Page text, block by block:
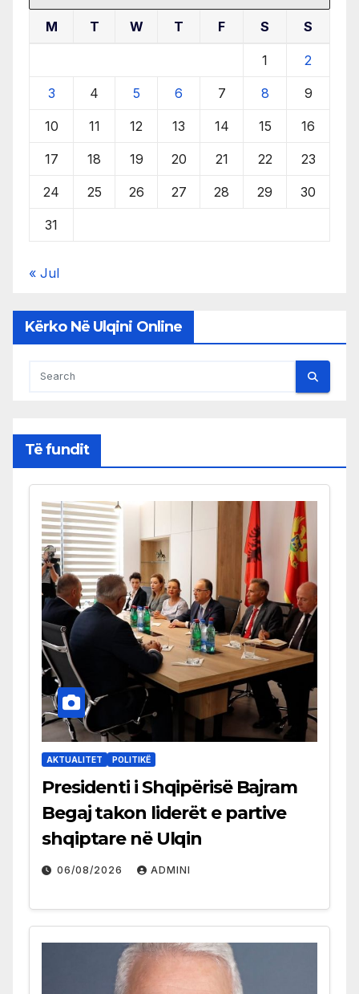
M T W T F S S
1 2
3 4 5 6 7 8 9
10 11 12 13 14 15 16
17 18 19 20 21 22 23
24 25 26 27 28 29 30
31
« Jul
Kërko Në Ulqini Online
Të fundit
AKTUALITET POLITIKË
Presidenti i Shqipërisë Bajram
Begaj takon liderët e partive
shqiptare në Ulqin
06/08/2026 ADMINI